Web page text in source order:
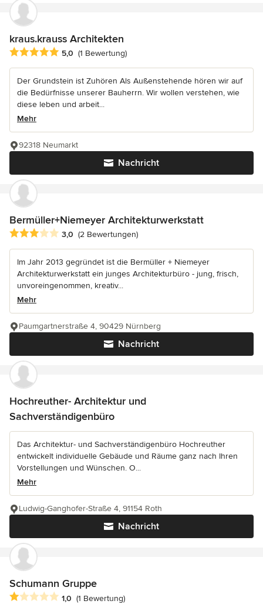
kraus.krauss Architekten
Durchschnittliche Bewertung: 5 von 5 Sternen
5,0 (1 Bewertung)
Der Grundstein ist Zuhören Als Außenstehende hören wir auf
die Bedürfnisse unserer Bauherrn. Wir wollen verstehen, wie
diese leben und arbeit...
Mehr
Nachricht
92318 Neumarkt
Bermüller+Niemeyer Architekturwerkstatt
Durchschnittliche Bewertung: 3 von 5 Sternen
3,0 (2 Bewertungen)
Im Jahr 2013 gegründet ist die Bermüller + Niemeyer
Architekturwerkstatt ein junges Architekturbüro - jung, frisch,
unvoreingenommen, kreativ...
Mehr
Nachricht
Paumgartnerstraße 4, 90429 Nürnberg
Hochreuther- Architektur und
Sachverständigenbüro
Das Architektur- und Sachverständigenbüro Hochreuther
entwickelt individuelle Gebäude und Räume ganz nach Ihren
Vorstellungen und Wünschen. O...
Mehr
Nachricht
Ludwig-Ganghofer-Straße 4, 91154 Roth
Schumann Gruppe
Durchschnittliche Bewertung: 1 von 5 Sternen
1,0 (1 Bewertung)